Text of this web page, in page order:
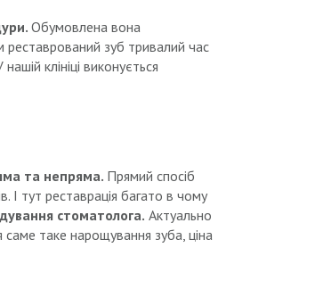
Обумовлена ​​вона
реставрований зуб тривалий час
клініці виконується
та непряма. Прямий спосіб
І тут реставрація багато в чому
стоматолога. Актуально
таке нарощування зуба, ціна